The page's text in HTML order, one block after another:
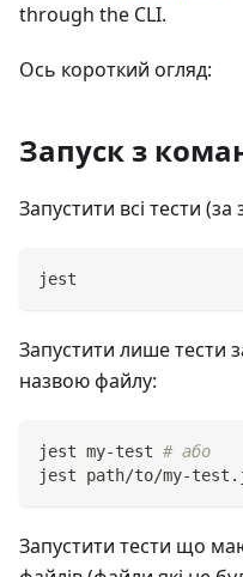
through the CLI.
Ось короткий огляд:
Запуск з
Запустити всі тести
jest
Запустити лише тести
назвою файлу:
jest my-test # або
jest path/to/my-
Запустити тести що